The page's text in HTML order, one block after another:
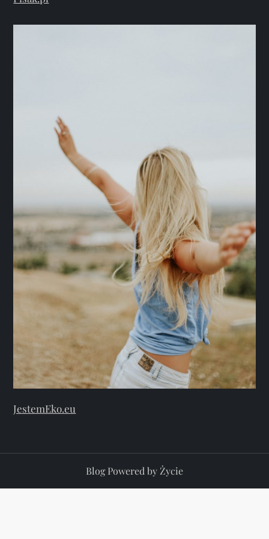
JestemEko.eu
Blog Powered by Życie